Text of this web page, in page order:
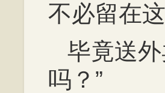
不必留在
毕竟送
吗？”